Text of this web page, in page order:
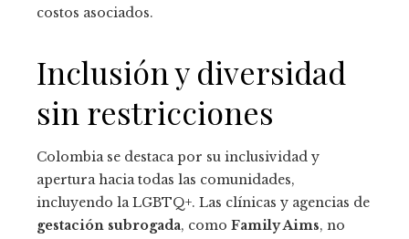
costos asociados.
Inclusión y diversidad
sin restricciones
Colombia se destaca por su inclusividad y
apertura hacia todas las comunidades,
incluyendo la LGBTQ+. Las clínicas y agencias de
gestación subrogada, como Family Aims, no